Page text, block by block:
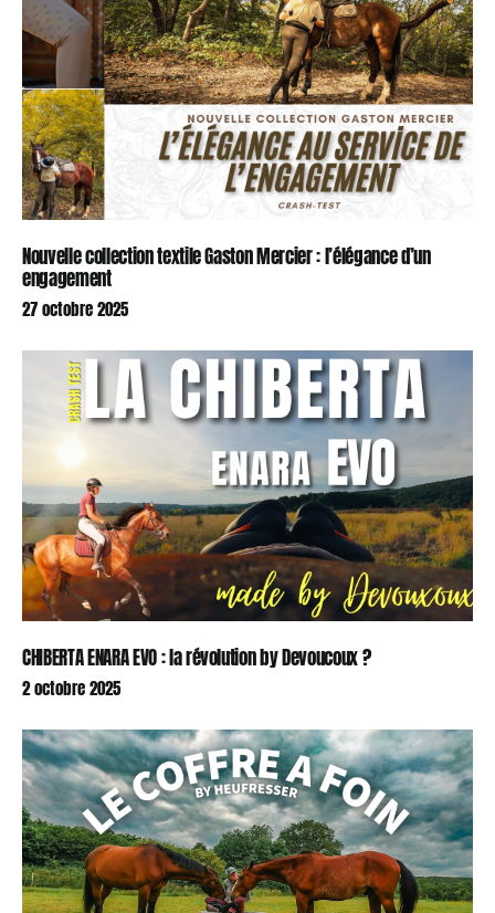
Nouvelle collection textile Gaston Mercier : l’élégance d’un
engagement
27 octobre 2025
CHIBERTA ENARA EVO : la révolution by Devoucoux ?
2 octobre 2025